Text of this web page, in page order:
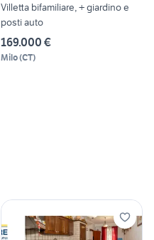
Villetta bifamiliare, + giardino e
posti auto
169.000 €
Milo(CT)